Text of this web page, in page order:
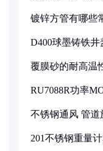
镀锌方管有哪些
D400球墨铸铁井
覆膜砂的耐高温
RU7088R功率
不锈钢通风 管道
201不锈钢重量